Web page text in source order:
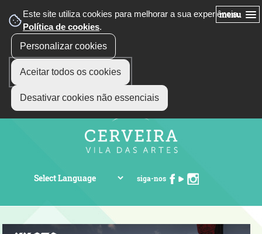
Este site utiliza cookies para melhorar a sua experiência.
Política de cookies.
Personalizar cookies
Aceitar todos os cookies
Desativar cookies não essenciais
menu
siga-nos